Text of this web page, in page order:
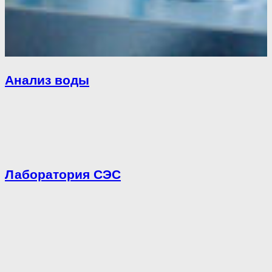
Анализ воды
Лаборатория СЭС